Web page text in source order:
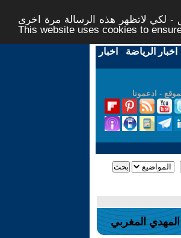
- لكي لاتظهر هذه الرسالة مرة اخرى -
This website uses cookies to
اخبار الرياضة - اخبار
- ادعمونا
المهدي المغربي